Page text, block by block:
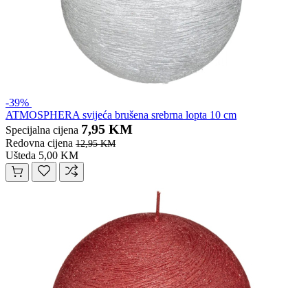
-39%
ATMOSPHERA svijeća brušena srebrna lopta 10 cm
Specijalna cijena 7,95 KM
Redovna cijena 12,95 KM
Ušteda 5,00 KM